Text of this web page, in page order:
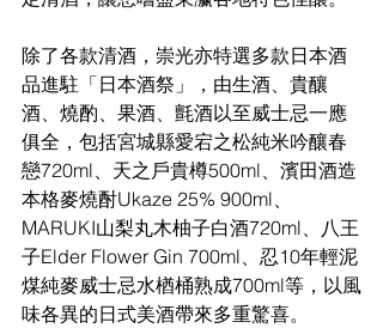
除了各款清酒，崇光亦特選多款日本酒
品進駐「日本酒祭」，由生酒、貴釀
酒、燒酌、果酒、氈酒以至威士忌一應
俱全，包括宮城縣愛宕之松純米吟釀春
戀720ml、天之戶貴樽500ml、濱田酒造
本格麥燒酎Ukaze 25% 900ml、
MARUKI山梨丸木柚子白酒720ml、八王
子Elder Flower Gin 700ml、忍10年輕泥
煤純麥威士忌水楢桶熟成700ml等，以風
味各異的日式美酒帶來多重驚喜。